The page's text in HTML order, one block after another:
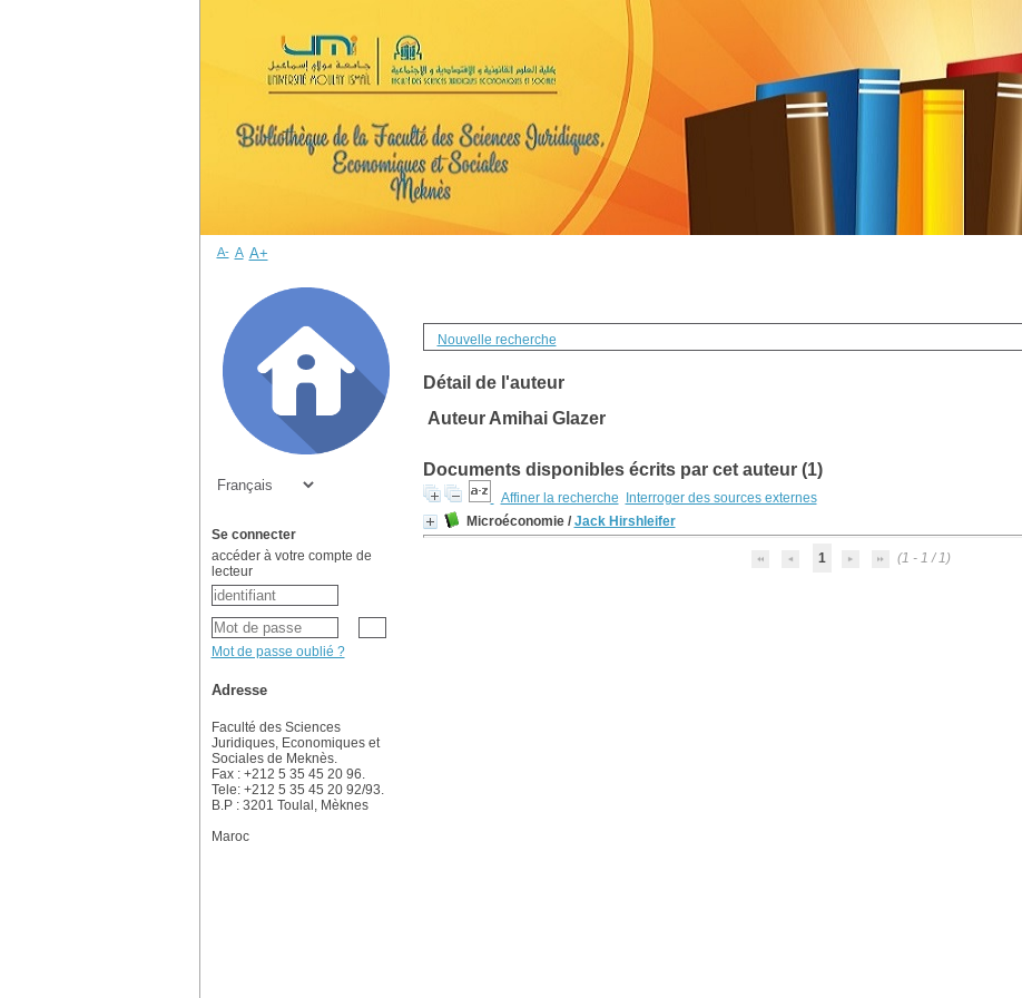
Nouvelle recherche
Détail de l'auteur
Auteur Amihai Glazer
Documents disponibles écrits par cet auteur (1)
Affiner la recherche
Interroger des sources externes
Microéconomie/ Jack Hirshleifer
1 (1 - 1 / 1)
A- A A+
Se connecter
accéder à votre compte de
lecteur
Mot de passe oublié ?
Adresse
Faculté des Sciences
Juridiques, Economiques et
Sociales de Meknès.
Fax : +212 5 35 45 20 96.
Tele: +212 5 35 45 20 92/93.
B.P : 3201 Toulal, Mèknes
Maroc